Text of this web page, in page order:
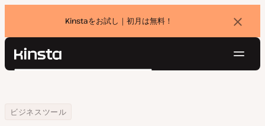
Kinstaをお試し｜初月は無料！
バ
ナ
を
Kinsta®
価格設定
検
Home
リソースセンター
ビジネスツール
アプリの収益化戦略10選（実証済み）